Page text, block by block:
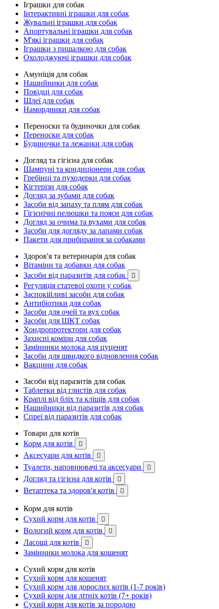
Іграшки для собак
Інтерактивні іграшки для собак
Жувальні іграшки для собак
Апортувальні іграшки для собак
М'які іграшки для собак
Іграшки з пищалкою для собак
Охолоджуючі іграшки для собак
Амуніція для собак
Нашийники для собак
Повідці для собак
Шлеї для собак
Намордники для собак
Переноски та будиночки для собак
Переноски для собак
Будиночки та лежанки для собак
Догляд та гігієна для собак
Шампуні та кондиціонери для собак
Гребінці та пуходерки для собак
Кігтерізи для собак
Догляд за зубами для собак
Засоби від запаху та плям для собак
Гігієнічні пелюшки та пояси для собак
Догляд за очима та вухами для собак
Засоби для догляду за лапами собак
Пакети для прибирання за собаками
Здоров'я та ветеринарія для собак
Вітаміни та добавки для собак
Засоби від паразитів для собак

Регуляція статевої охоти у собак
Заспокійливі засоби для собак
Антибіотики для собак
Засоби для очей та вух собак
Засоби для ШКТ собак
Хондропротектори для собак
Захисні коміри для собак
Замінники молока для цуценят
Засоби для швидкого відновлення собак
Вакцини для собак
Засоби від паразитів для собак
Таблетки від глистів для собак
Краплі від бліх та кліщів для собак
Нашийники від паразитів для собак
Спреї від паразитів для собак
Товари для котів
Корм для котів

Аксесуари для котів 
Туалети, наповнювачі та аксесуари 
Догляд та гігієна для котів 
Ветаптека та здоров'я котів 
Корм для котів
Сухий корм для котів

Вологий корм для котів 
Ласощі для котів 
Замінники молока для кошенят
Сухий корм для котів
Сухий корм для кошенят
Сухий корм для дорослих котів (1-7 років)
Сухий корм для літніх котів (7+ років)
Сухий корм для котів за породою